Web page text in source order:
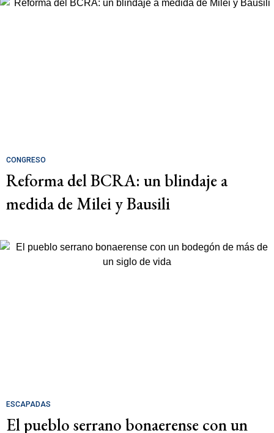
CONGRESO
Reforma del BCRA: un blindaje a
medida de Milei y Bausili
ESCAPADAS
El pueblo serrano bonaerense con un